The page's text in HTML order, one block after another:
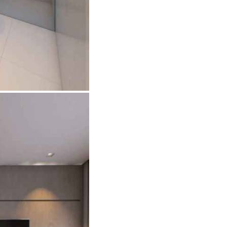
R$ 2.350.000
Casa em Condomínio